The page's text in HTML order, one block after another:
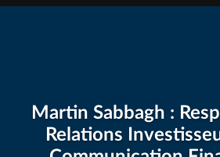
Martin Sabbagh :
Relations